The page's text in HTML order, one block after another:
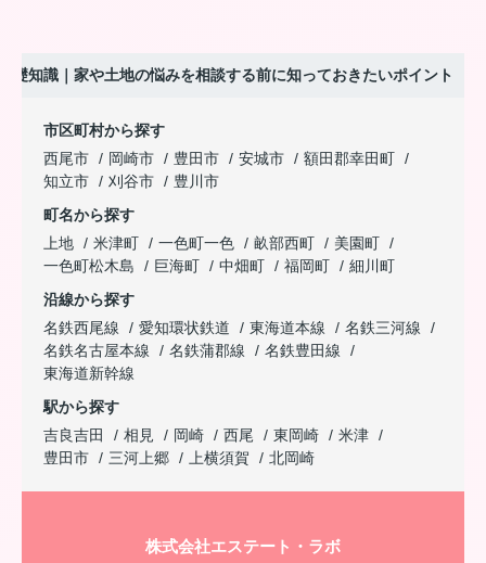
礎知識｜家や土地の悩みを相談する前に知っておきたいポイント
市区町村から探す
西尾市
岡崎市 豊田市 安城市
額田郡幸田町
知立市
刈谷市
豊川市
町名から探す
上地
米津町 一色町一色 畝部西町
美園町
一色町松木島
巨海町 中畑町 福岡町
細川町
沿線から探す
名鉄西尾線
愛知環状鉄道 東海道本線
名鉄三河線
名鉄名古屋本線
名鉄蒲郡線
名鉄豊田線
東海道新幹線
駅から探す
吉良吉田
相見 岡崎 西尾 東岡崎
米津
豊田市
三河上郷 上横須賀 北岡崎
株式会社エステート・ラボ